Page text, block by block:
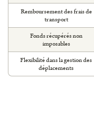
Remboursement des frais de
transport
Fonds récupérés non
imposables
Flexibilité dans la gestion des
déplacements